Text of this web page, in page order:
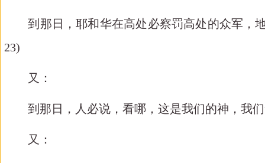
到那日，耶和华在高处必察罚高处的众军，
23)
又：
到那日，人必说，看哪，这是我们的神，我们
又：